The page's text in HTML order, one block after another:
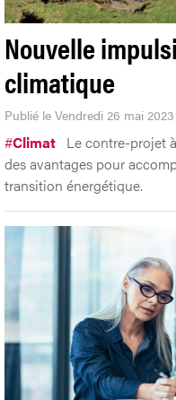
Nouvelle
climatique
Publié le Vendredi 26 mai 2023
#Climat Le contre-projet
des avantages pour
transition énergétique.